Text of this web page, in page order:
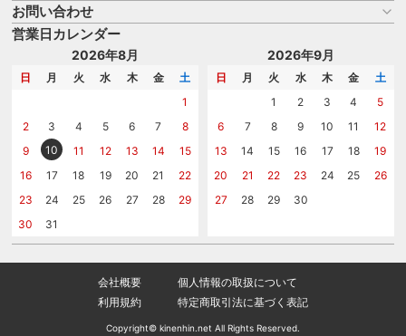
よくある質問
はじめての記念品選び
記念品工房の使い方
名入れについて
のし
メッセージカード
お問い合わせ
商品選びを相談する
名入れについて相談する
カタログを請求する
営業日カレンダー
2026年8月
日 月 火 水 木 金
土
1
2
3 4 5 6 7
8
9
10 11 12 13 14
15
16
17 18 19 20 21
22
23
24 25 26 27 28
29
30
31
2026年9月
日 月 火 水 木 金
土
1
2 3 4
5
6
7 8 9 10 11
12
13
14 15 16 17 18
19
20
21 22 23 24 25
26
27
28 29 30
会社概要
個人情報の取扱について
利用規約
特定商取引法に基づく表記
Copyright© kinenhin.net All Rights Reserved.